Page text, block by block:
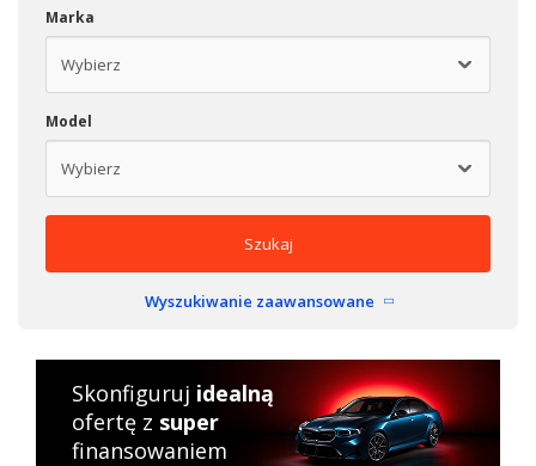
Marka
Model
Szukaj
Wyszukiwanie zaawansowane
Skonfiguruj idealną
ofertę z super
finansowaniem